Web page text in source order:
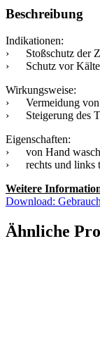
Beschreibung
Indikationen:
› Stoßschutz der
› Schutz vor Kälte
Wirkungsweise:
› Vermeidung von
› Steigerung des
Eigenschaften:
› von Hand
› rechts und links
Weitere
Download:
Ähnliche